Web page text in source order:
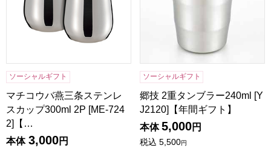
ソーシャルギフト
マチコウバ燕三条ステンレ
スカップ300ml 2P [ME-724
2]【…
本体 3,000円
ソーシャルギフト
郷技 2重タンブラー240ml [Y
J2120]【年間ギフト】
本体 5,000円
税込 5,500円